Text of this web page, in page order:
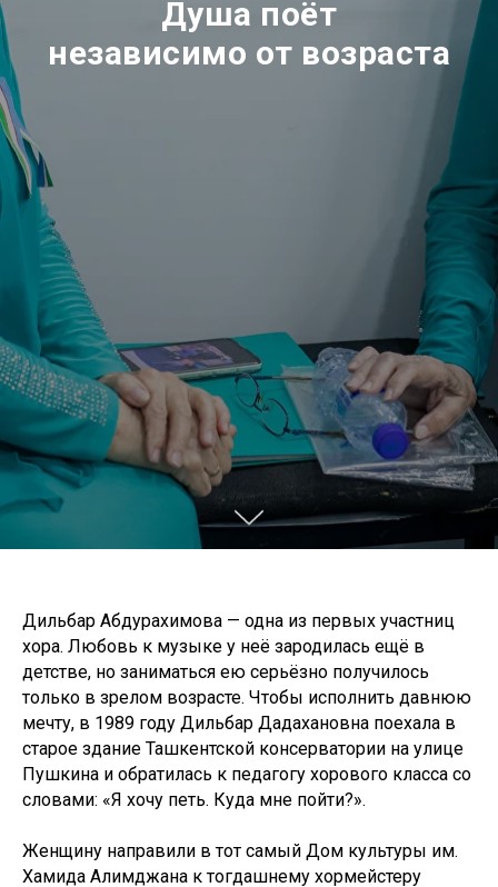
Душа поёт
независимо от возраста
Дильбар Абдурахимова — одна из первых участниц
хора. Любовь к музыке у неё зародилась ещё в
детстве, но заниматься ею серьёзно получилось
только в зрелом возрасте. Чтобы исполнить давнюю
мечту, в 1989 году Дильбар Дадахановна поехала в
старое здание Ташкентской консерватории на улице
Пушкина и обратилась к педагогу хорового класса со
словами: «Я хочу петь. Куда мне пойти?».
Женщину направили в тот самый Дом культуры им.
Хамида Алимджана к тогдашнему хормейстеру